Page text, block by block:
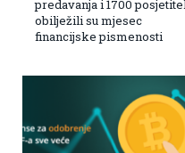
predavanja i 1700
obilježili su mjesec
financijske pismenosti